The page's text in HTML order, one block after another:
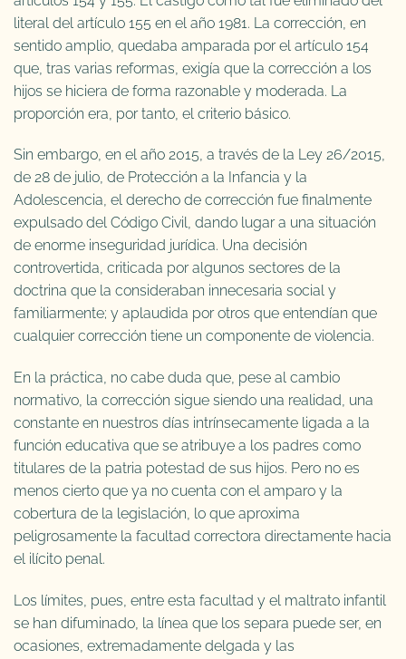
literal del artículo 155 en el año 1981. La corrección, en
sentido amplio, quedaba amparada por el artículo 154
que, tras varias reformas, exigía que la corrección a los
hijos se hiciera de forma razonable y moderada. La
proporción era, por tanto, el criterio básico.
Sin embargo, en el año 2015, a través de la Ley 26/2015,
de 28 de julio, de Protección a la Infancia y la
Adolescencia, el derecho de corrección fue finalmente
expulsado del Código Civil, dando lugar a una situación
de enorme inseguridad jurídica. Una decisión
controvertida, criticada por algunos sectores de la
doctrina que la consideraban innecesaria social y
familiarmente; y aplaudida por otros que entendían que
cualquier corrección tiene un componente de violencia.
En la práctica, no cabe duda que, pese al cambio
normativo, la corrección sigue siendo una realidad, una
constante en nuestros días intrínsecamente ligada a la
función educativa que se atribuye a los padres como
titulares de la patria potestad de sus hijos. Pero no es
menos cierto que ya no cuenta con el amparo y la
cobertura de la legislación, lo que aproxima
peligrosamente la facultad correctora directamente hacia
el ilícito penal.
Los límites, pues, entre esta facultad y el maltrato infantil
se han difuminado, la línea que los separa puede ser, en
ocasiones, extremadamente delgada y las